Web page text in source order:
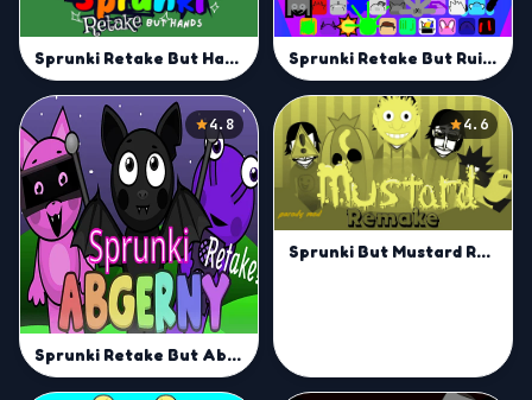
Sprunki Retake But Hands Sprunki Retake But Ruined It
4.8
Sprunki Retake But Abgerny
4.6
Sprunki But Mustard Remake